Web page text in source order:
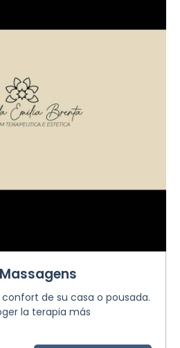
de su casa o pousada.
la terapia más